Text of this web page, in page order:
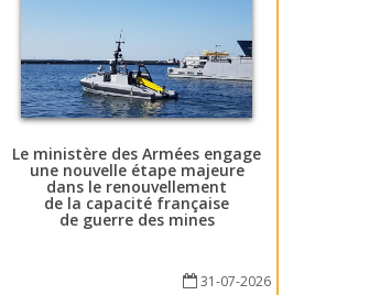
Le ministère des Armées engage
une nouvelle étape majeure
dans le renouvellement
de la capacité française
de guerre des mines
31-07-2026